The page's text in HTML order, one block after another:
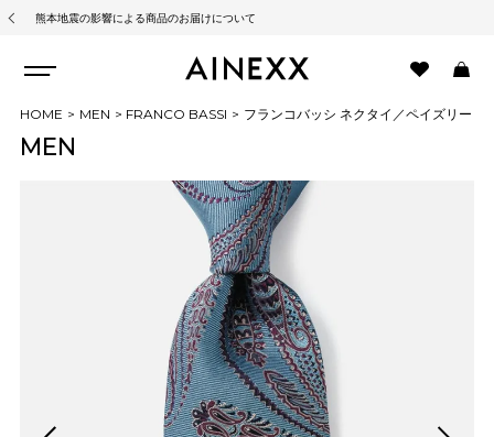
熊本地震の影響による商品のお届けについて
HOME MEN FRANCO BASSI フランコバッシ ネクタイ／ペイズリー
MEN